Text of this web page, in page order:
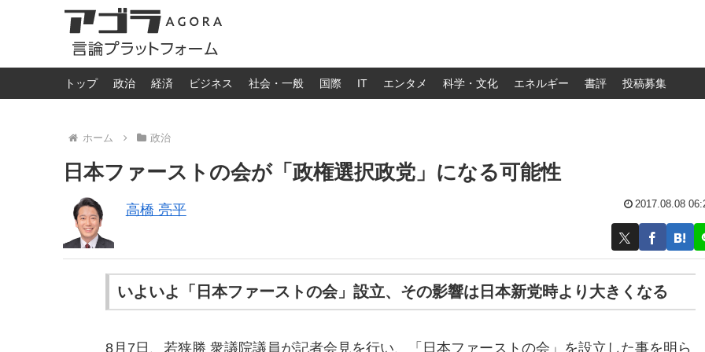
トップ 政治 経済 ビジネス 社会・一般 国際 IT エンタメ 科学・文化 エネルギー 書評 投稿募集
ホーム 政治
日本ファーストの会が「政権選択政党」になる可能性
高橋 亮平 2017.08.08
いよいよ「日本ファーストの会」設立、その影響は日本新党時より大きくなる
8月7日、若狭勝 衆議院議員が記者会見を行い、「日本ファーストの会」を設立した事を明ら